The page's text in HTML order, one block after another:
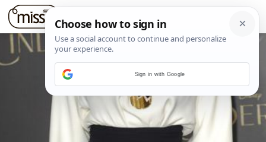
Sign in with Google